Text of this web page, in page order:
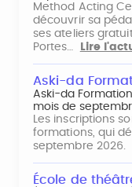
Method Acting
découvrir sa
ses ateliers
Portes…
Lire
Aski-da
Aski-da
mois de
Les inscriptions
formations, qui
septembre 2026.
École de